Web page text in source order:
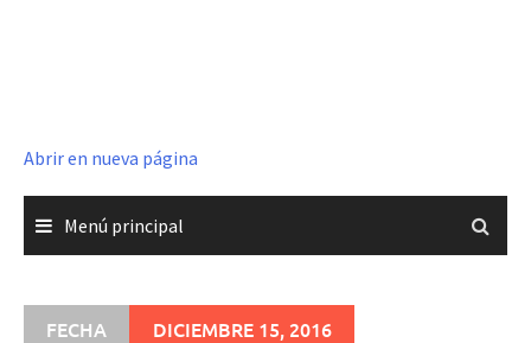
Abrir en nueva página
Menú principal
FECHA DICIEMBRE 15, 2016